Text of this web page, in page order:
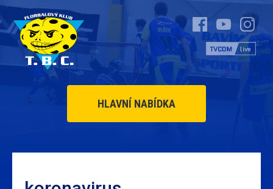
HLAVNÍ NABÍDKA